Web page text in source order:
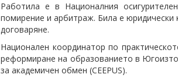
Работила е в Националния
помирение и арбитраж. Била е юридически
договаряне.
Национален координатор по
реформиране на образованието в
за академичен обмен (CEEPUS).